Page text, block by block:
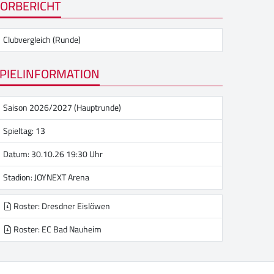
Clubvergleich (Runde)
Saison 2026/2027 (Hauptrunde)
Spieltag: 13
Datum: 30.10.26 19:30 Uhr
Stadion:JOYNEXT Arena
Roster: Dresdner Eislöwen
Roster: EC Bad Nauheim